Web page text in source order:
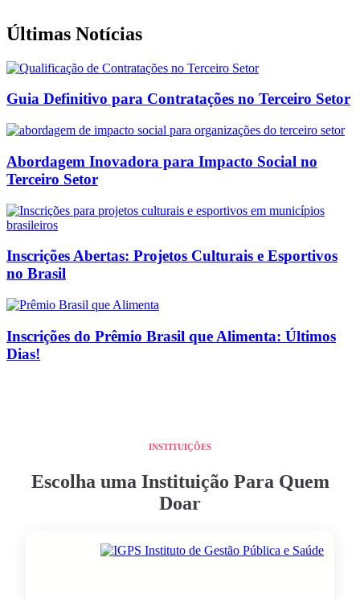
Últimas Notícias
Guia Definitivo para Contratações no Terceiro Setor
Abordagem Inovadora para Impacto Social no
Terceiro Setor
Inscrições Abertas: Projetos Culturais e Esportivos
no Brasil
Inscrições do Prêmio Brasil que Alimenta: Últimos
Dias!
INSTITUIÇÕES
Escolha uma Instituição Para Quem
Doar